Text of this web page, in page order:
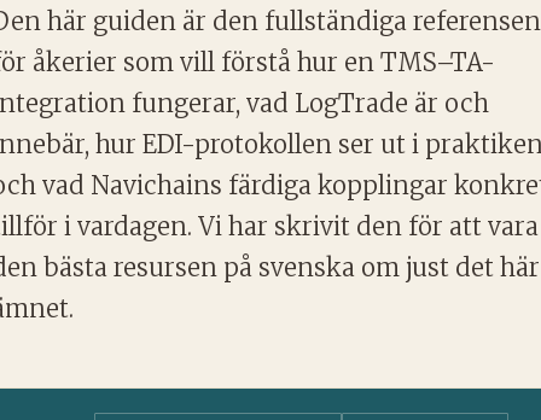
här guiden är den fullständiga referensen
åkerier som vill förstå hur en TMS–TA-
fungerar, vad LogTrade är och
hur EDI-protokollen ser ut i
vad Navichains färdiga kopplingar
i vardagen. Vi har skrivit den för att vara
bästa resursen på svenska om just det här